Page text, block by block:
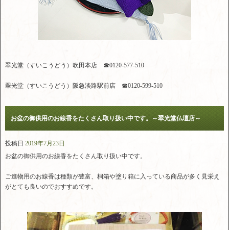
翠光堂（すいこうどう）吹田本店 ☎0120-577-510
翠光堂（すいこうどう）阪急淡路駅前店 ☎0120-599-510
お盆の御供用のお線香をたくさん取り扱い中です。～翠光堂仏壇店～
投稿日 2019年7月23日
お盆の御供用のお線香をたくさん取り扱い中です。
ご進物用のお線香は種類が豊富、桐箱や塗り箱に入っている商品が多く見栄え
がとても良いのでおすすめです。